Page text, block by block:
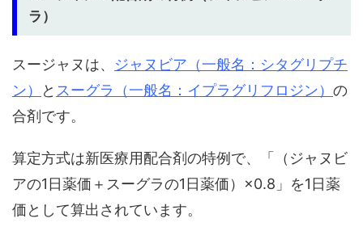
ラ）
スージャヌは、 ジャヌビア（一般名：シタグリプチ
ン）
と スーグラ（一般名：イプラグリフロジン） の
合剤です。
算定方式は新医療用配合剤の特例で、「（ジャヌビ
アの1日薬価＋スーグラの1日薬価）×0.8」を1日薬
価として算出されています。